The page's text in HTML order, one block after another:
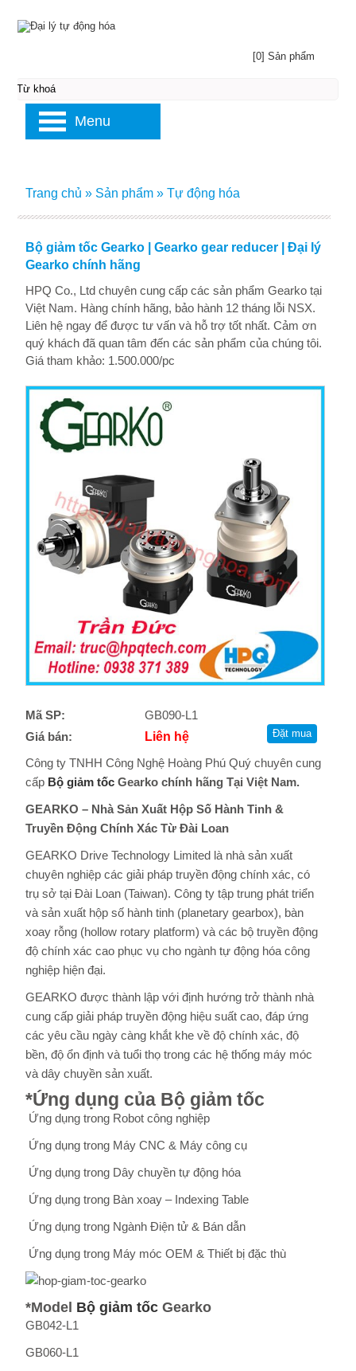
Bộ giảm tốc Gearko | Gearko gear reducer | Đại lý
Gearko chính hãng
HPQ Co., Ltd chuyên cung cấp các sản phẩm Gearko tại
Việt Nam. Hàng chính hãng, bảo hành 12 tháng lỗi NSX.
Liên hệ ngay để được tư vấn và hỗ trợ tốt nhất. Cảm ơn
quý khách đã quan tâm đến các sản phẩm của chúng tôi.
Giá tham khảo: 1.500.000/pc
Mã SP:
GB090-L1
Giá bán:
Liên hệ
Công ty TNHH Công Nghệ Hoàng Phú Quý chuyên cung
cấp Bộ giảm tốcGearko chính hãng Tại Việt Nam.
GEARKO – Nhà Sản Xuất Hộp Số Hành Tinh &
Truyền Động Chính Xác Từ Đài Loan
GEARKO Drive Technology Limited là nhà sản xuất
chuyên nghiệp các giải pháp truyền động chính xác, có
trụ sở tại Đài Loan (Taiwan). Công ty tập trung phát triển
và sản xuất hộp số hành tinh (planetary gearbox), bàn
xoay rỗng (hollow rotary platform) và các bộ truyền động
độ chính xác cao phục vụ cho ngành tự động hóa công
nghiệp hiện đại.
GEARKO được thành lập với định hướng trở thành nhà
cung cấp giải pháp truyền động hiệu suất cao, đáp ứng
các yêu cầu ngày càng khắt khe về độ chính xác, độ
bền, độ ổn định và tuổi thọ trong các hệ thống máy móc
và dây chuyền sản xuất.
*Ứng dụng của Bộ giảm tốc
Ứng dụng trong Robot công nghiệp
Ứng dụng trong Máy CNC & Máy công cụ
Ứng dụng trong Dây chuyền tự động hóa
Ứng dụng trong Bàn xoay – Indexing Table
Ứng dụng trong Ngành Điện tử & Bán dẫn
Ứng dụng trong Máy móc OEM & Thiết bị đặc thù
*Model Bộ giảm tốcGearko
GB042-L1
GB060-L1
Trang chủ » Sản phẩm » Tự động hóa
[0] Sản phẩm
Menu